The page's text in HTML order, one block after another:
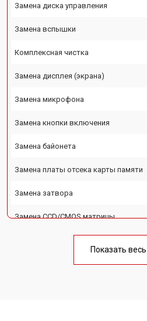
Замена диска управления
Замена вспышки
Комплексная чистка
Замена дисплея (экрана)
Замена микрофона
Замена кнопки включения
Замена байонета
Замена платы отсека карты памяти
Замена затвора
Замена CCD/CMOS матрицы
Чистка матрицы
Показать